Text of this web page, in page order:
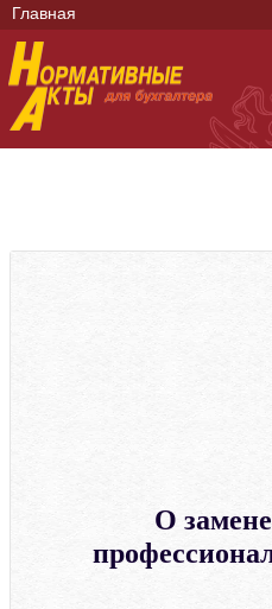
Главная
О